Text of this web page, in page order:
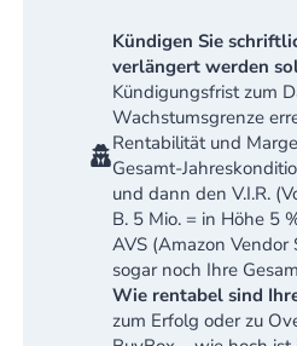
Kündigen Sie
verlängert werden
Kündigungsfrist zum
Wachstumsgrenze
Rentabilität und
Gesamt-
und dann den V.I.R.
B. 5 Mio. = in Höhe 5
AVS (Amazon
sogar noch Ihre
Wie rentabel sind
zum Erfolg oder zu